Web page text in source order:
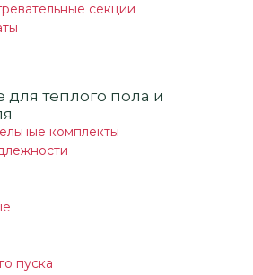
секции
теплого пола и
комплекты
пуска